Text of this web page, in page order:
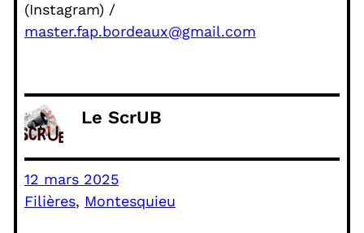
(Instagram) /
master.fap.bordeaux@gmail.com
Le ScrUB
12 mars 2025
Filières, Montesquieu